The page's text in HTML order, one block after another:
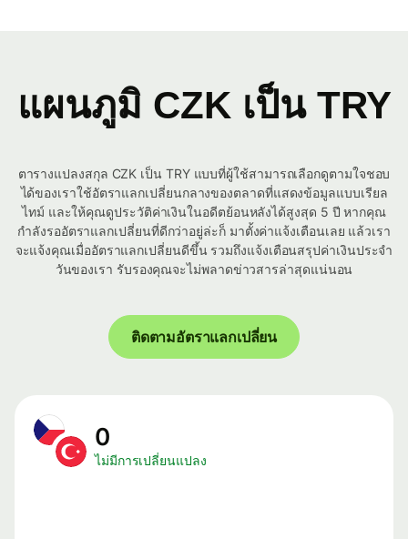
แผนภูมิ CZK เป็น TRY
ตารางแปลงสกุล CZK เป็น TRY แบบที่ผู้ใช้สามารถเลือกดูตามใจชอบ
ได้ของเราใช้อัตราแลกเปลี่ยนกลางของตลาดที่แสดงข้อมูลแบบเรียล
ไทม์ และให้คุณดูประวัติค่าเงินในอดีตย้อนหลังได้สูงสุด 5 ปี หากคุณ
กำลังรออัตราแลกเปลี่ยนที่ดีกว่าอยู่ล่ะก็ มาตั้งค่าแจ้งเตือนเลย แล้วเรา
จะแจ้งคุณเมื่ออัตราแลกเปลี่ยนดีขึ้น รวมถึงแจ้งเตือนสรุปค่าเงินประจำ
วันของเรา รับรองคุณจะไม่พลาดข่าวสารล่าสุดแน่นอน
ติดตามอัตราแลกเปลี่ยน
0
ไม่มีการเปลี่ยนแปลง